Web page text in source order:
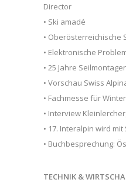
Director
• Ski amadé
• Oberösterreichische
• Elektronische
• 25 Jahre
• Vorschau Swiss
• Fachmesse für
• Interview
• 17. Interalpin wird
• Buchbesprechung:
TECHNIK &